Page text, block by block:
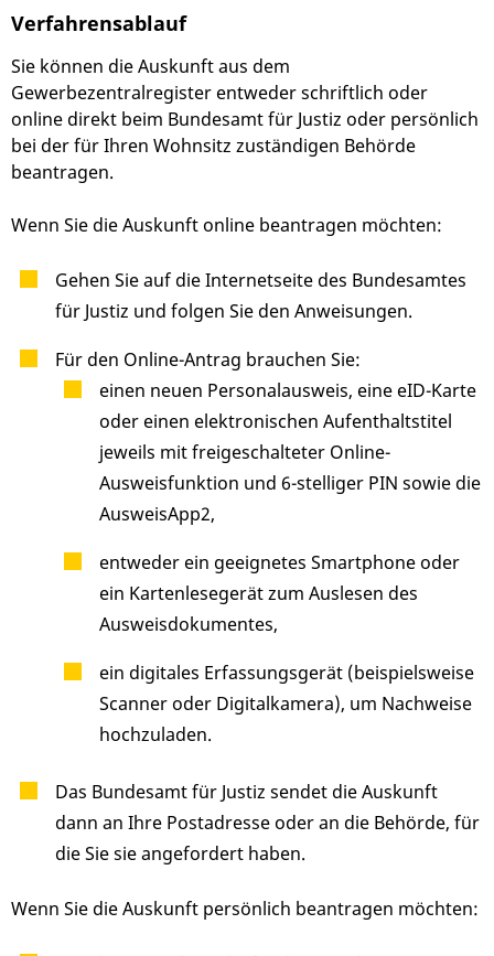
Verfahrensablauf
Sie können die Auskunft aus dem
Gewerbezentralregister entweder schriftlich oder
online direkt beim Bundesamt für Justiz oder persönlich
bei der für Ihren Wohnsitz zuständigen Behörde
beantragen.
Wenn Sie die Auskunft online beantragen möchten:
Gehen Sie auf die Internetseite des Bundesamtes
für Justiz und folgen Sie den Anweisungen.
Für den Online-Antrag brauchen Sie:
einen neuen Personalausweis, eine eID-Karte
oder einen elektronischen Aufenthaltstitel
jeweils mit freigeschalteter Online-
Ausweisfunktion und 6-stelliger PIN sowie die
AusweisApp2,
entweder ein geeignetes Smartphone oder
ein Kartenlesegerät zum Auslesen des
Ausweisdokumentes,
ein digitales Erfassungsgerät (beispielsweise
Scanner oder Digitalkamera), um Nachweise
hochzuladen.
Das Bundesamt für Justiz sendet die Auskunft
dann an Ihre Postadresse oder an die Behörde, für
die Sie sie angefordert haben.
Wenn Sie die Auskunft persönlich beantragen möchten: